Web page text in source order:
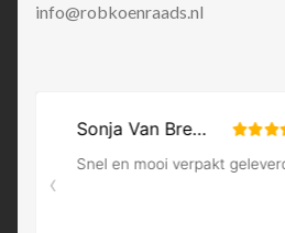
info@robkoenraads.nl